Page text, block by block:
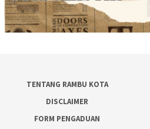
TENTANG RAMBU KOTA
DISCLAIMER
FORM PENGADUAN